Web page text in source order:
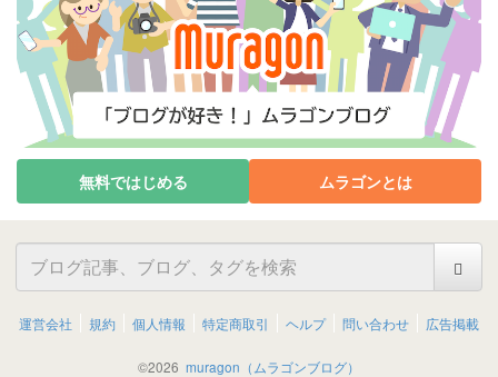
無料ではじめる ムラゴンとは
運営会社 規約 個人情報 特定商取引 ヘルプ 問い合わせ 広告掲載
©2026 muragon（ムラゴンブログ）